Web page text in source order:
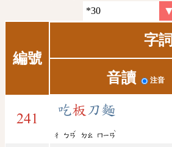
編號
字詞
音讀 注音
241
吃板 刀麵
ㄔ ㄅㄢ
ˇ
ㄉㄠ ㄇㄧㄢ
ˋ